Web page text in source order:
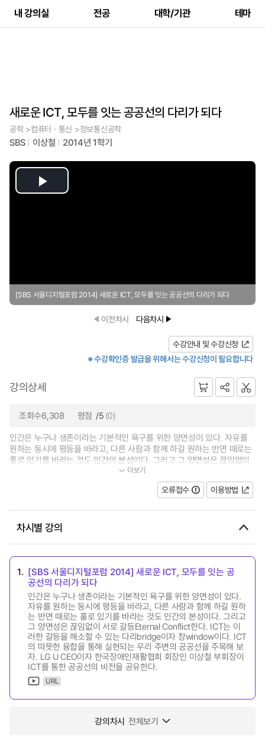
내 강의실 전공 대학/기관 테마
새로운 ICT, 모두를 잇는 공공선의 다리가 되다
공학 >컴퓨터ㆍ통신 >정보통신공학
SBS 이상철 2014년 1학기
Play
[SBS 서울디지털포럼 2014] 새로운 ICT, 모두를 잇는 공공선의 다리가 되다
이전차시 다음차시
수강안내 및 수강신청
※ 수강확인증 발급을 위해서는 수강신청이 필요합니다
강의상세
조회수6,308 평점 /5 (0)
인간은 누구나 생존이라는 기본적인 욕구를 위한 양면성이 있다. 자유를
원하는 동시에 평등을 바라고, 다른 사람과 함께 하길 원하는 반면 때로는
홀로 있기를 바라는 것도 인간의 본성이다. 그리고 그 양면성은 끊임없이
서로 갈등Eternal Conflict한다. ICT...더보기
오류접수 이용방법
차시별 강의
1. [SBS 서울디지털포럼 2014] 새로운 ICT, 모두를 잇는 공
공선의 다리가 되다
인간은 누구나 생존이라는 기본적인 욕구를 위한 양면성이 있다.
자유를 원하는 동시에 평등을 바라고, 다른 사람과 함께 하길 원하
는 반면 때로는 홀로 있기를 바라는 것도 인간의 본성이다. 그리고
그 양면성은 끊임없이 서로 갈등Eternal Conflict한다. ICT는 이
러한 갈등을 해소할 수 있는 다리bridge이자 창window이다. ICT
의 따뜻한 융합을 통해 실현되는 우리 주변의 공공선을 주목해 보
자. LG U CEO이자 한국장애인재활협회 회장인 이상철 부회장이
ICT를 통한 공공선의 비전을 공유한다.
URL
강의차시 전체보기